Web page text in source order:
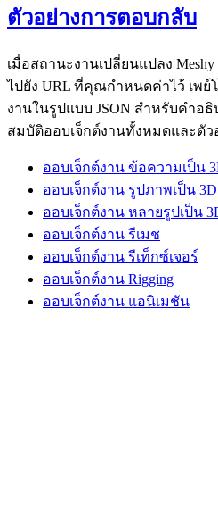
ตัวอย่างการตอบกลับ
เมื่อสถานะงานเปลี่ยนแปลง Meshy
ไปยัง URL ที่คุณกำหนดค่าไว้ เพย์
งานในรูปแบบ JSON สำหรับคำ
สมบัติออบเจ็กต์งานทั้งหมดและตัว
ออบเจ็กต์งาน ข้อความเป็น
ออบเจ็กต์งาน รูปภาพเป็น 3D
ออบเจ็กต์งาน หลายรูปเป็น
ออบเจ็กต์งาน รีเมช
ออบเจ็กต์งาน รีเท็กซ์เจอร์
ออบเจ็กต์งาน Rigging
ออบเจ็กต์งาน แอนิเมชัน